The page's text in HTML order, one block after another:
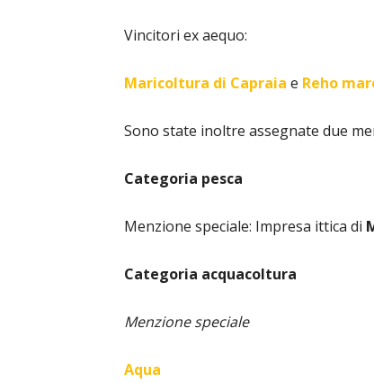
Vincitori ex aequo:
Maricoltura di Capraia e Reho
Sono state inoltre assegnate due
Categoria pesca
Menzione speciale: Impresa ittica di
Categoria acquacoltura
Menzione speciale
Aqua